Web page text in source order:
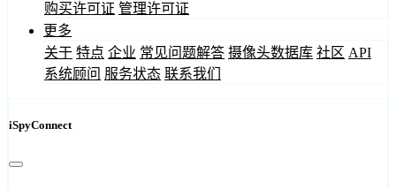
购买许可证 管理许可证
更多
关于 特点 企业 常见问题解答 摄像头数据库 社区 API
系统顾问 服务状态 联系我们
iSpyConnect